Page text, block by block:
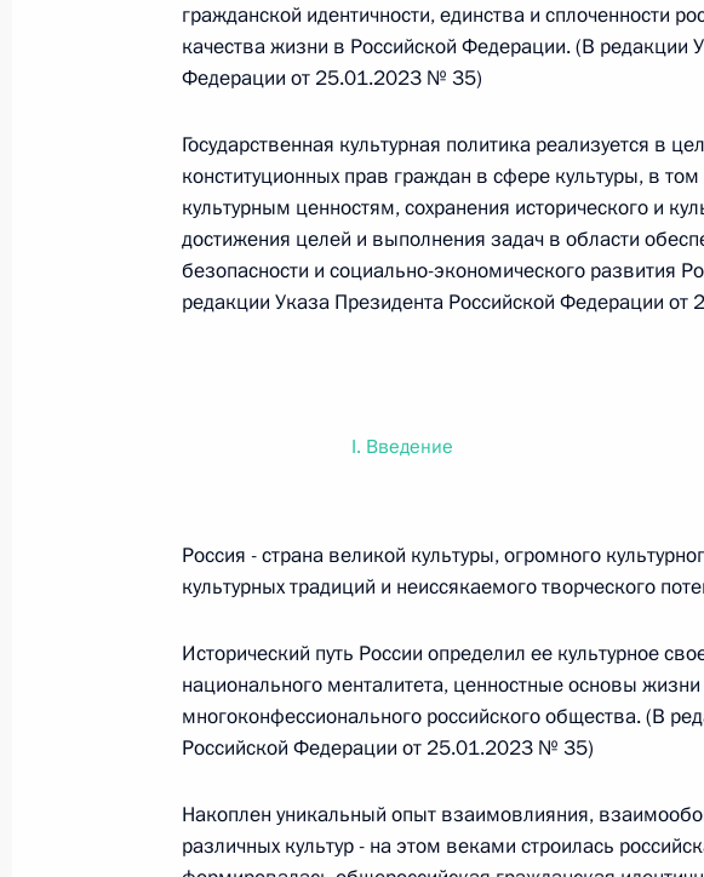
О внесении изменений в Кодекс внутреннего водного
Федерального закона «Об обеспечении единства измерений»
26 июля 2026 года
Федеральный закон от 26.07.2026 г. № 250-ФЗ
О внесении изменений в Кодекс Российской Федерации об
26 июля 2026 года
Федеральный закон от 26.07.2026 г. № 247-ФЗ
правонарушениях
26 июля 2026 года
Федеральный закон от 26.07.2026 г. № 245-ФЗ
О ратификации Соглашения между Правительством
Республики Беларусь о сотрудничестве в сфере
гражданской идентичности, единства и сплоченности
качества жизни в Российской Федерации. (В редакции
Федерации от 25.01.2023 № 35)
Государственная культурная политика реализуется в
конституционных прав граждан в сфере культуры, в
культурным ценностям, сохранения исторического и
достижения целей и выполнения задач в области
безопасности и социально-экономического развития
редакции Указа Президента Российской Федерации
I. Введение
Россия - страна великой культуры, огромного
культурных традиций и неиссякаемого творческого
Исторический путь России определил ее культурное
национального менталитета, ценностные основы
многоконфессионального российского общества. (В
Российской Федерации от 25.01.2023 № 35)
Накоплен уникальный опыт взаимовлияния,
различных культур - на этом веками строилась